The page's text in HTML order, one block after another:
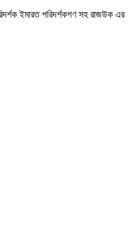
ইমারত পরিদর্শকগণ সহ রাজউক এর